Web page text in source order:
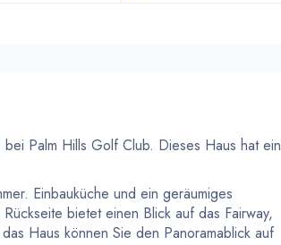
Palm Hills Golf Club. Dieses Haus hat ein
Einbauküche und ein geräumiges
bietet einen Blick auf das Fairway,
Haus können Sie den Panoramablick auf